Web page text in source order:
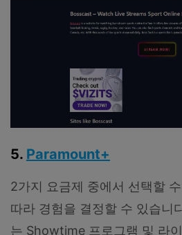
5. Paramount+
2가지 요금제 중에서 선택할
따라 경험을 결정할 수 있습니
는 Showtime 프로그램 및 라